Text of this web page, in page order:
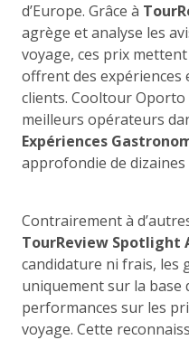
d’Europe. Grâce à
agrège et analyse les
voyage, ces prix
offrent des expériences
clients. Cooltour Oporto
meilleurs opérateurs
Expériences
approfondie de dizaines
Contrairement à
TourReview Spotlight
candidature ni frais, les
uniquement sur la base
performances sur les
voyage. Cette